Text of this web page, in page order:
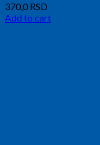
370,0 RSD
Add to cart